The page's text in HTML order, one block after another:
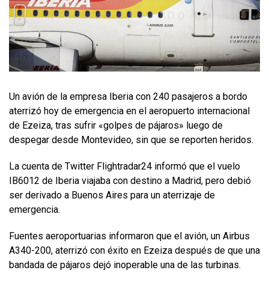
Un avión de la empresa Iberia con 240 pasajeros a bordo
aterrizó hoy de emergencia en el aeropuerto internacional
de Ezeiza, tras sufrir «golpes de pájaros» luego de
despegar desde Montevideo, sin que se reporten heridos.
La cuenta de Twitter Flightradar24 informó que el vuelo
IB6012 de Iberia viajaba con destino a Madrid, pero debió
ser derivado a Buenos Aires para un aterrizaje de
emergencia.
Fuentes aeroportuarias informaron que el avión, un Airbus
A340-200, aterrizó con éxito en Ezeiza después de que una
bandada de pájaros dejó inoperable una de las turbinas.